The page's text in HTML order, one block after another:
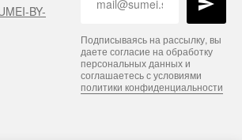
BY-
Подписываясь на рассылку, вы
даете согласие на обработку
персональных данных и
соглашаетесь с условиями
политики конфиденциальности